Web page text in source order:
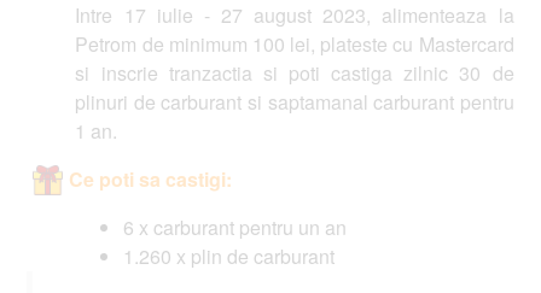
Intre 17 iulie - 27 august 2023, alimenteaza la
Petrom de minimum 100 lei, plateste cu Mastercard
si inscrie tranzactia si poti castiga zilnic 30 de
plinuri de carburant si saptamanal carburant pentru
1 an.
Ce poti sa castigi:
6 x carburant pentru un an
1.260 x plin de carburant